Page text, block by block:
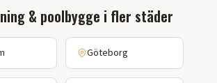
& poolbygge i fler städer
Göteborg